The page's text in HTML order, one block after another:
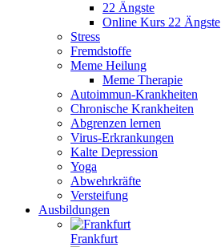
22 Ängste
Online Kurs 22 Ängste
Stress
Fremdstoffe
Meme Heilung
Meme Therapie
Autoimmun-Krankheiten
Chronische Krankheiten
Abgrenzen lernen
Virus-Erkrankungen
Kalte Depression
Yoga
Abwehrkräfte
Versteifung
Ausbildungen
Frankfurt